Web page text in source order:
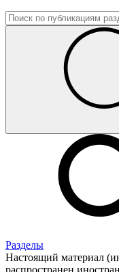
Разделы
Настоящий материал
распространен